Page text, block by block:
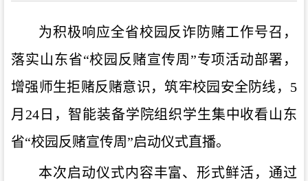
为积极响应全省校园反诈防赌工作号召，
落实山东省“校园反赌宣传周”专项活动部署，
增强师生拒赌反赌意识，筑牢校园安全防线，5
月24日，智能装备学院组织学生集中收看山东
省“校园反赌宣传周”启动仪式直播。
本次启动仪式内容丰富、形式鲜活，通过